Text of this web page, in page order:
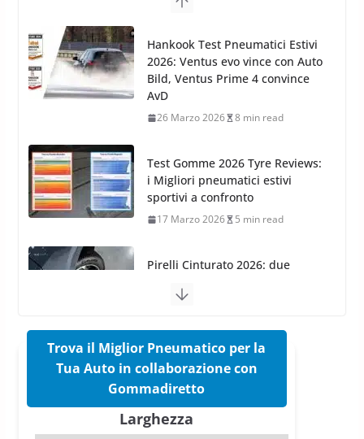
Azoto
26 Marzo 2025 2 min read
Hankook Test Pneumatici Estivi
2026: Ventus evo vince con Auto
Bild, Ventus Prime 4 convince
AvD
26 Marzo 2026 8 min read
Test Gomme 2026 Tyre Reviews:
i Migliori pneumatici estivi
sportivi a confronto
17 Marzo 2026 5 min read
Pirelli Cinturato 2026: due
confermano il salto tecnico del
Pirelli P Zero Trofeo RS: per
Tyre Reviews è la gomma semi-
slick da battere
Trova il Miglior Pneumatico per la
Tua Auto in collaborazione con
Gommadiretto
Larghezza